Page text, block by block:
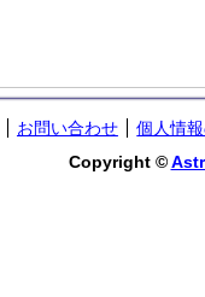
お問い合わせ
個人情
Copyright ©